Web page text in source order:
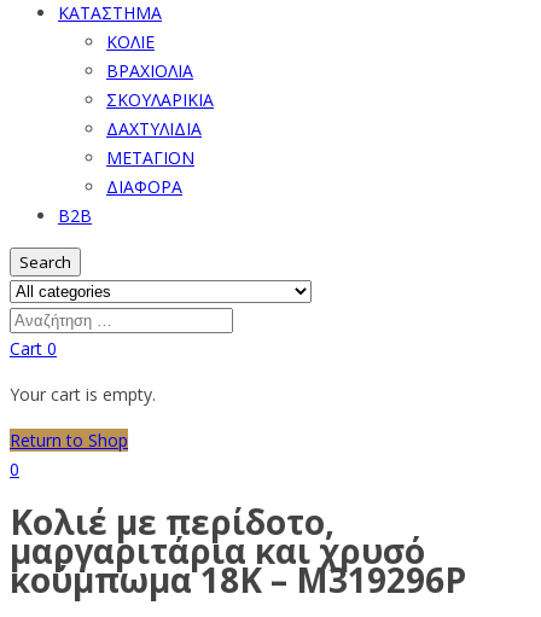
ΚΑΤΑΣΤΗΜΑ
ΚΟΛΙΕ
ΒΡΑΧΙΟΛΙΑ
ΣΚΟΥΛΑΡΙΚΙΑ
ΔΑΧΤΥΛΙΔΙΑ
ΜΕΤΑΓΙΟΝ
ΔΙΑΦΟΡΑ
B2B
Search
Cart 0
Your cart is empty.
Return to Shop
0
Κολιέ με περίδοτο,
μαργαριτάρια και χρυσό
κούμπωμα 18K – M319296P